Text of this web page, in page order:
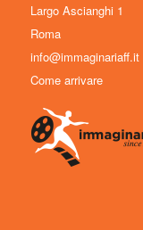
Largo Ascianghi 1
Roma
info@immaginariaff.it
Come arrivare